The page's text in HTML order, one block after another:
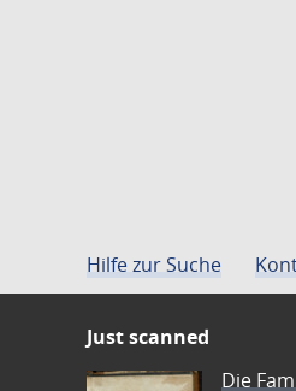
Hilfe zur Suche
Just scanned
Die